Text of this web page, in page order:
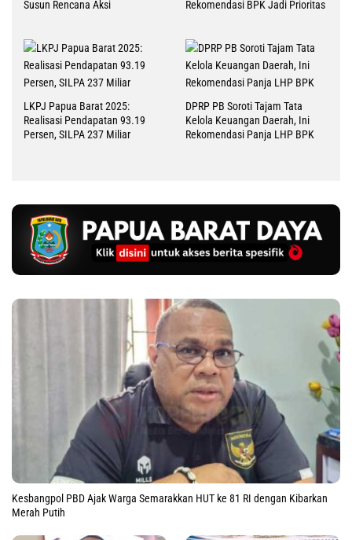
Susun Rencana Aksi Rekomendasi BPK Jadi Prioritas
LKPJ Papua Barat 2025:
Realisasi Pendapatan 93.19
Persen, SILPA 237 Miliar
DPRP PB Soroti Tajam Tata
Kelola Keuangan Daerah, Ini
Rekomendasi Panja LHP BPK
Kesbangpol PBD Ajak Warga Semarakkan HUT ke 81 RI dengan Kibarkan
Merah Putih